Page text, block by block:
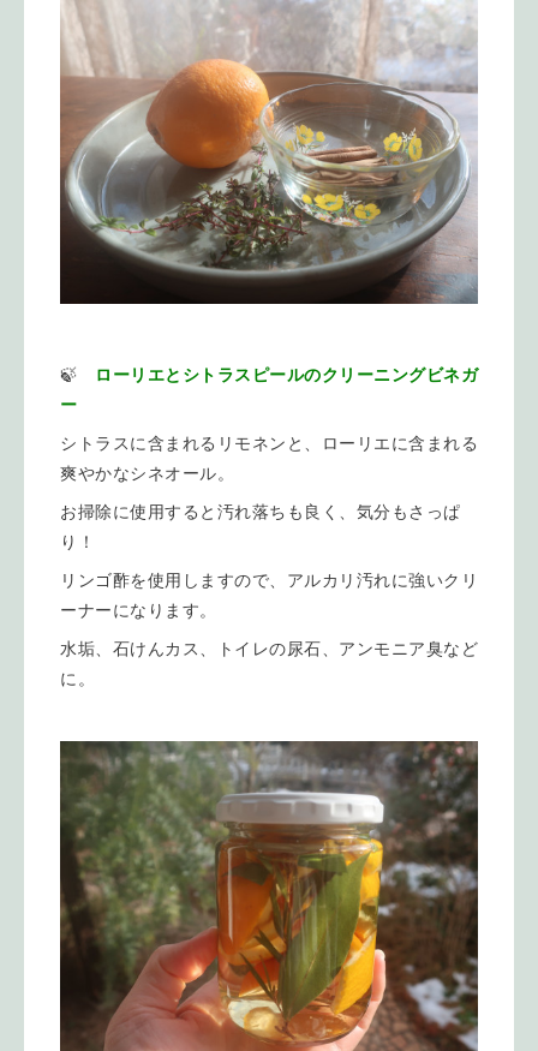
🍃 ローリエとシトラスピールのクリーニングビネガ
ー
シトラスに含まれるリモネンと、ローリエに含まれる
爽やかなシネオール。
お掃除に使用すると汚れ落ちも良く、気分もさっぱ
り！
リンゴ酢を使用しますので、アルカリ汚れに強いクリ
ーナーになります。
水垢、石けんカス、トイレの尿石、アンモニア臭など
に。